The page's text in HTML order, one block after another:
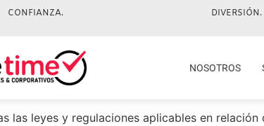
CONFIANZA. DIVERSIÓN.
NOSOTROS
las leyes y regulaciones aplicables en